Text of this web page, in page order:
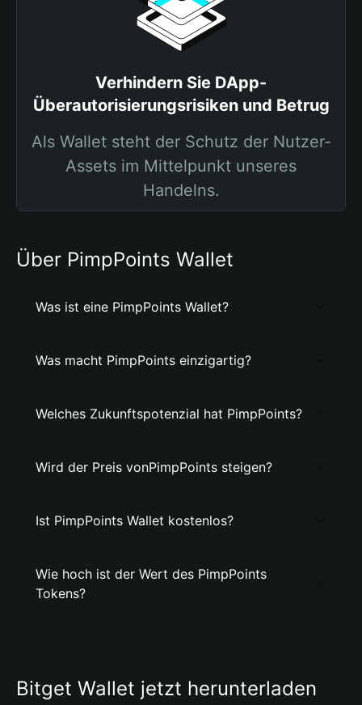
Verhindern Sie DApp-
Überautorisierungsrisiken und Betrug
Als Wallet steht der Schutz der Nutzer-
Assets im Mittelpunkt unseres
Handelns.
Über PimpPoints Wallet
Was ist eine PimpPoints Wallet?
Was macht PimpPoints einzigartig?
Welches Zukunftspotenzial hat PimpPoints?
Wird der Preis vonPimpPoints steigen?
Ist PimpPoints Wallet kostenlos?
Wie hoch ist der Wert des PimpPoints
Tokens?
Bitget Wallet jetzt herunterladen